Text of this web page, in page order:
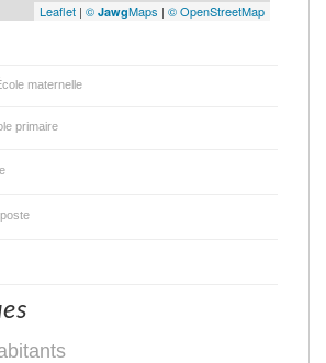
Leaflet | © JawgMaps | © OpenStreetMap
maternelle
primaire